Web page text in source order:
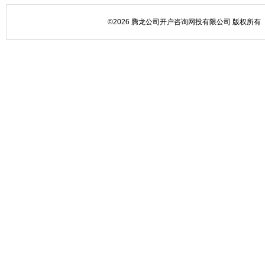
©2026 腾龙公司开户咨询网投有限公司 版权所